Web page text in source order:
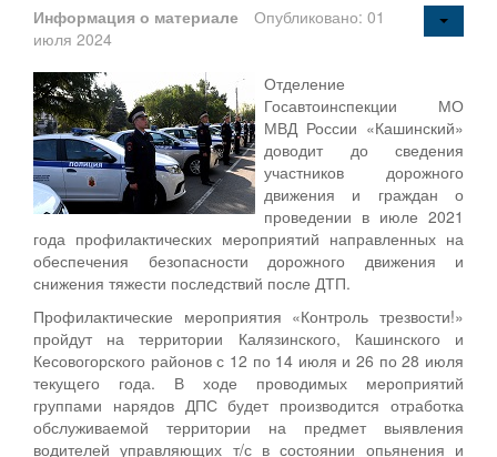
Информация о материале
Опубликовано: 01
июля 2024
Отделение
Госавтоинспекции МО
МВД России «Кашинский»
доводит до сведения
участников дорожного
движения и граждан о
проведении в июле 2021
года профилактических мероприятий направленных на
обеспечения безопасности дорожного движения и
снижения тяжести последствий после ДТП.
Профилактические мероприятия «Контроль трезвости!»
пройдут на территории Калязинского, Кашинского и
Кесовогорского районов с 12 по 14 июля и 26 по 28 июля
текущего года. В ходе проводимых мероприятий
группами нарядов ДПС будет производится отработка
обслуживаемой территории на предмет выявления
водителей управляющих т/с в состоянии опьянения и